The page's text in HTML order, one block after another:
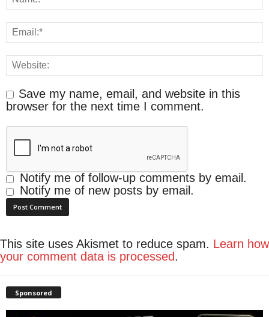
Save my name, email, and website in this
browser for the next time I comment.
Notify me of follow-up comments by email.
Notify me of new posts by email.
This site uses Akismet to reduce spam. Learn how
your comment data is processed.
Sponsored